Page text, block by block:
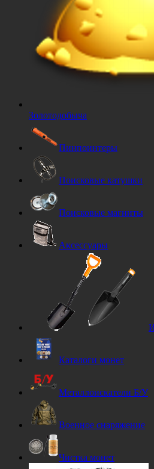
Золотодобыча
Пинпоинтеры
Поисковые катушки
Поисковые магниты
Аксессуары
Каталоги монет
Металлоискатели Б/У
Военное снаряжение
Чистка монет